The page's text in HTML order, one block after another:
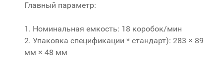
Главный параметр:
1. Номинальная емкость: 18 коробок/мин
2. Упаковка спецификации * стандарт): 283 × 89
мм × 48 мм